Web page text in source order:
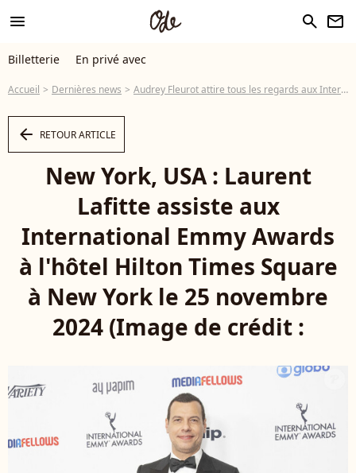
menu search newsletter
Billetterie En privé avec
Accueil Dernières news Audrey Fleurot attire tous les regards aux International Emmy Awards, elle n'est pas la seule française à avoir fait briller l'Hexagone
arrow_left RETOUR ARTICLE
New York, USA : Laurent
Lafitte assiste aux
International Emmy Awards
à l'hôtel Hilton Times Square
à New York le 25 novembre
2024 (Image de crédit :